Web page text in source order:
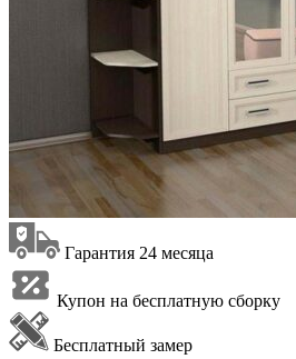
Гарантия 24 месяца
Купон на бесплатную сборку
Бесплатный замер